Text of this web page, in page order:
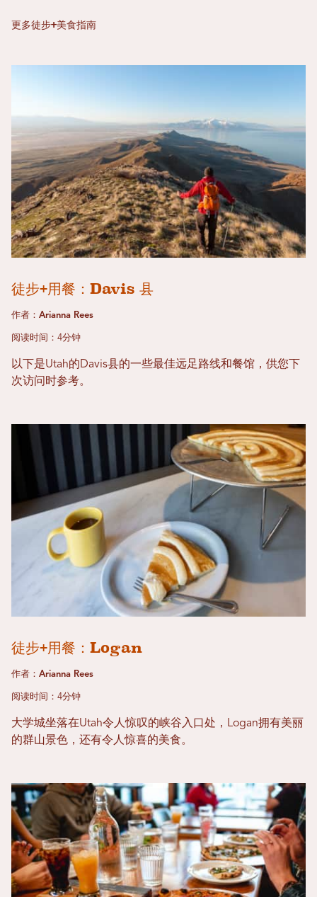
更多徒步+美食指南
徒步+用餐：Davis 县
作者：Arianna Rees
阅读时间：4分钟
以下是Utah的Davis县的一些最佳远足路线和餐馆，供您下
次访问时参考。
徒步+用餐：Logan
作者：Arianna Rees
阅读时间：4分钟
大学城坐落在Utah令人惊叹的峡谷入口处，Logan拥有美丽
的群山景色，还有令人惊喜的美食。